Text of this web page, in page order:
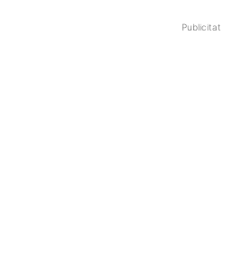
Publicitat